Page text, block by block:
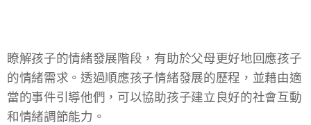
瞭解孩子的情緒發展階段，有助於父母更好地回應孩子
的情緒需求。透過順應孩子情緒發展的歷程，並藉由適
當的事件引導他們，可以協助孩子建立良好的社會互動
和情緒調節能力。